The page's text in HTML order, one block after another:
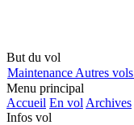
But du vol
Maintenance Autres vols
Menu principal
Accueil En vol Archives
Infos vol